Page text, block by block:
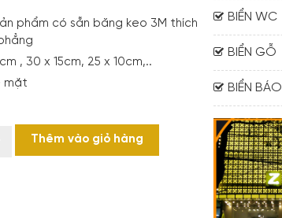
phẩm có sẵn băng keo 3M thích
, 30 x 15cm, 25 x 10cm,..
mặt
Thêm vào giỏ hàng
BIỂN WC
BIỂN GỖ
BIỂN BÁO